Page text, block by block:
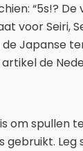
“5s!? De
voor Seiri,
de Japanse
de
om spullen
gebruikt. Leg